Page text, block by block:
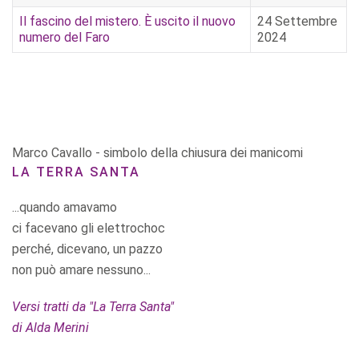
Il fascino del mistero. È uscito il nuovo
numero del Faro
24 Settembre
2024
Marco Cavallo - simbolo della chiusura dei manicomi
LA TERRA SANTA
...quando amavamo
ci facevano gli elettrochoc
perché, dicevano, un pazzo
non può amare nessuno...
Versi tratti da "La Terra Santa"
di Alda Merini